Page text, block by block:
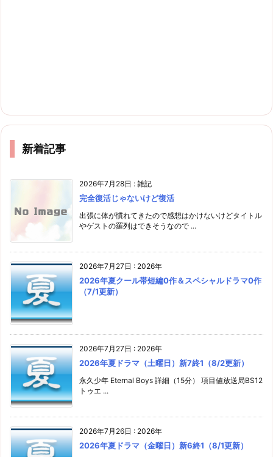
新着記事
2026年7月28日 : 雑記
完全復活じゃないけど復活
出張に体が慣れてきたので感想はかけないけどタイトル
やゲストの羅列はできそうなので ...
2026年7月27日 : 2026年
2026年夏クール帯短編0作＆スペシャルドラマ0作
（7/1更新）
2026年7月27日 : 2026年
2026年夏ドラマ（土曜日）新7終1（8/2更新）
永久少年 Eternal Boys 詳細（15分） 項目値放送局BS12
トゥエ ...
2026年7月26日 : 2026年
2026年夏ドラマ（金曜日）新6終1（8/1更新）